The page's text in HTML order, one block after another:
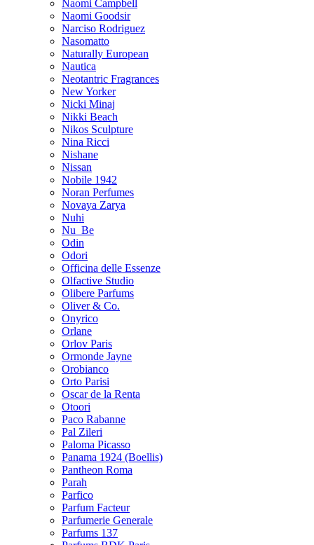
Naomi Campbell
Naomi Goodsir
Narciso Rodriguez
Nasomatto
Naturally European
Nautica
Neotantric Fragrances
New Yorker
Nicki Minaj
Nikki Beach
Nikos Sculpture
Nina Ricci
Nishane
Nissan
Nobile 1942
Noran Perfumes
Novaya Zarya
Nuhi
Nu_Be
Odin
Odori
Officina delle Essenze
Olfactive Studio
Olibere Parfums
Oliver & Co.
Onyrico
Orlane
Orlov Paris
Ormonde Jayne
Orobianco
Orto Parisi
Oscar de la Renta
Otoori
Paco Rabanne
Pal Zileri
Paloma Picasso
Panama 1924 (Boellis)
Pantheon Roma
Parah
Parfico
Parfum Facteur
Parfumerie Generale
Parfums 137